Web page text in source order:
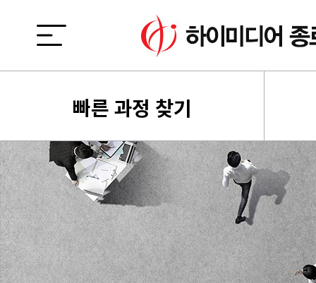
빠른 과정 찾기